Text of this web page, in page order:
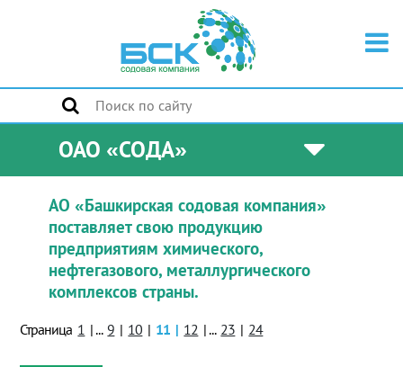
ОАО «СОДА»
АО «Башкирская содовая компания»
поставляет свою продукцию
предприятиям химического,
нефтегазового, металлургического
комплексов страны.
Страница 1 | ... 9 | 10 | 11 | 12 | ... 23 | 24